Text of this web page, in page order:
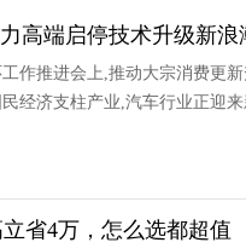
高端启停技术升级新浪
作推进会上,推动大宗消费更
经济支柱产业,汽车行业正迎
省4万，怎么选都超值